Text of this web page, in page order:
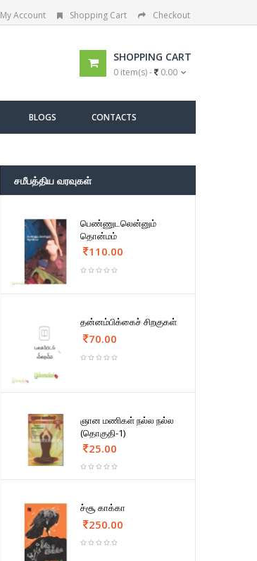
My Account Shopping Cart Checkout
SHOPPING CART
0 item(s) - 0.00
BLOGS CONTACTS
சமீபத்திய வரவுகள்
பெண்ணுடலென்னும்
தொன்மம்
110.00
தன்னம்பிக்கைச் சிறகுகள்
70.00
ஞான மணிகள் நல்ல நல்ல
(தொகுதி-1)
25.00
ச்சூ காக்கா
250.00